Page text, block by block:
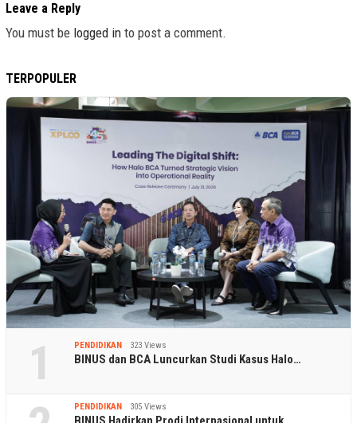
Leave a Reply
You must be logged in to post a comment.
TERPOPULER
1 PENDIDIKAN 323 Views
BINUS dan BCA Luncurkan Studi Kasus Halo…
PENDIDIKAN 305 Views